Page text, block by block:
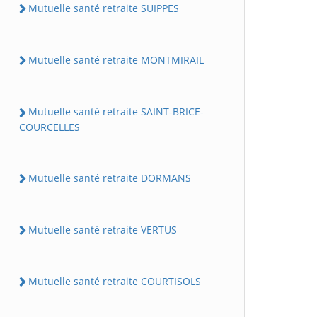
Mutuelle santé retraite SUIPPES
Mutuelle santé retraite MONTMIRAIL
Mutuelle santé retraite SAINT-BRICE-
COURCELLES
Mutuelle santé retraite DORMANS
Mutuelle santé retraite VERTUS
Mutuelle santé retraite COURTISOLS